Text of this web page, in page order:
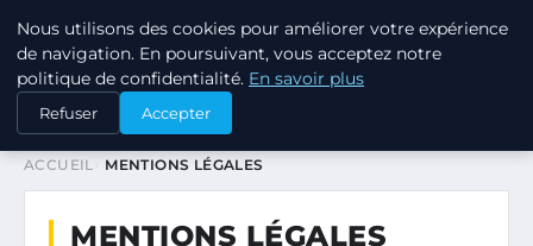
TUEZ-LES TOUS
ACCUEIL MENTIONS LÉGALES
MENTIONS LÉGALES
Nous utilisons des cookies pour améliorer votre expérience
de navigation. En poursuivant, vous acceptez notre
politique de confidentialité. En savoir plus
Refuser Accepter